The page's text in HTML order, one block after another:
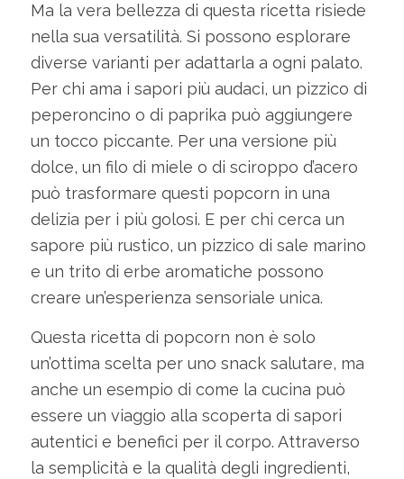
Ma la vera bellezza di questa ricetta risiede
nella sua versatilità. Si possono esplorare
diverse varianti per adattarla a ogni palato.
Per chi ama i sapori più audaci, un pizzico di
peperoncino o di paprika può aggiungere
un tocco piccante. Per una versione più
dolce, un filo di miele o di sciroppo d’acero
può trasformare questi popcorn in una
delizia per i più golosi. E per chi cerca un
sapore più rustico, un pizzico di sale marino
e un trito di erbe aromatiche possono
creare un’esperienza sensoriale unica.
Questa ricetta di popcorn non è solo
un’ottima scelta per uno snack salutare, ma
anche un esempio di come la cucina può
essere un viaggio alla scoperta di sapori
autentici e benefici per il corpo. Attraverso
la semplicità e la qualità degli ingredienti,